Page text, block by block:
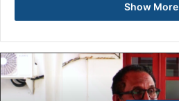
Show More